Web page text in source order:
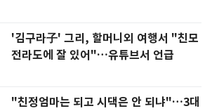
'김구라子' 그리, 할머니외 여행서 "친모
전라도에 잘 있어"…유튜브서 언급
"친정엄마는 되고 시댁은 안 되냐"…3대